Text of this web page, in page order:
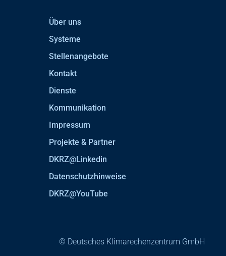
Über uns
Systeme
Stellenangebote
Kontakt
Dienste
Kommunikation
Impressum
Projekte & Partner
DKRZ@Linkedin
Datenschutzhinweise
DKRZ@YouTube
© Deutsches Klimarechenzentrum GmbH